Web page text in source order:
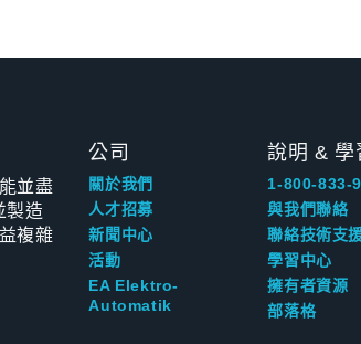
並盡
製造
複雜
公司
關於我們
人才招募
新聞中心
活動
EA Elektro-
Automatik
說明 & 學
1-800-833-
與我們聯絡
聯絡技術支
學習中心
擁有者資源
部落格